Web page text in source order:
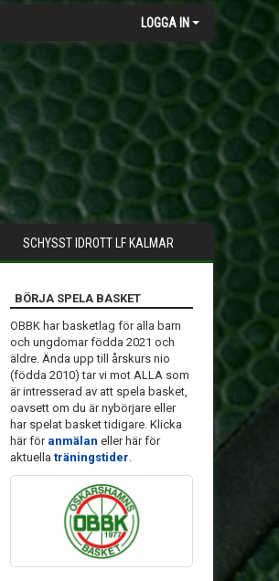
LOGGA IN
SCHYSST IDROTT LF KALMAR
BÖRJA SPELA BASKET
OBBK har basketlag för alla barn
och ungdomar födda 2021 och
äldre. Ända upp till årskurs nio
(födda 2010) tar vi mot ALLA som
är intresserad av att spela basket,
oavsett om du är nybörjare eller
har spelat basket tidigare. Klicka
här för anmälan eller här för
aktuella träningstider.